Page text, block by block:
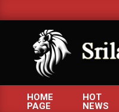
to
HOME
PAGE
HOT
NEWS